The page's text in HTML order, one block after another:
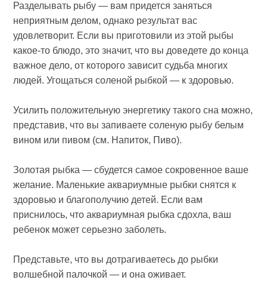
Разделывать рыбу — вам придется заняться
неприятным делом, однако результат вас
удовлетворит. Если вы приготовили из этой рыбы
какое-то блюдо, это значит, что вы доведете до конца
важное дело, от которого зависит судьба многих
людей. Угощаться соленой рыбкой — к здоровью.
Усилить положительную энергетику такого сна можно,
представив, что вы запиваете соленую рыбу белым
вином или пивом (см. Напиток, Пиво).
Золотая рыбка — сбудется самое сокровенное ваше
желание. Маленькие аквариумные рыбки снятся к
здоровью и благополучию детей. Если вам
приснилось, что аквариумная рыбка сдохла, ваш
ребенок может серьезно заболеть.
Представьте, что вы дотрагиваетесь до рыбки
волшебной палочкой — и она оживает.